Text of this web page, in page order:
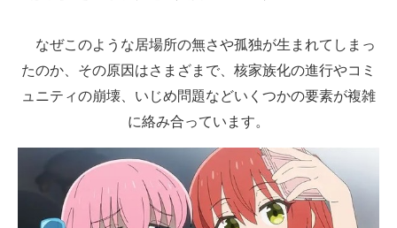
なぜこのような居場所の無さや孤独が生まれてしまっ
たのか、その原因はさまざまで、核家族化の進行やコミ
ュニティの崩壊、いじめ問題などいくつかの要素が複雑
に絡み合っています。